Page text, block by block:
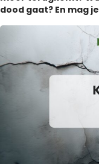
dood gaat? En mag